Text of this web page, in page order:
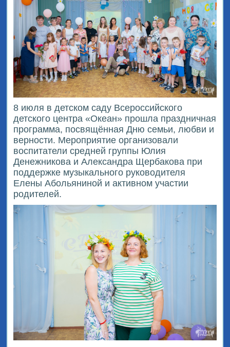
8 июля в детском саду Всероссийского
детского центра «Океан» прошла праздничная
программа, посвящённая Дню семьи, любви и
верности. Мероприятие организовали
воспитатели средней группы Юлия
Денежникова и Александра Щербакова при
поддержке музыкального руководителя
Елены Абольяниной и активном участии
родителей.